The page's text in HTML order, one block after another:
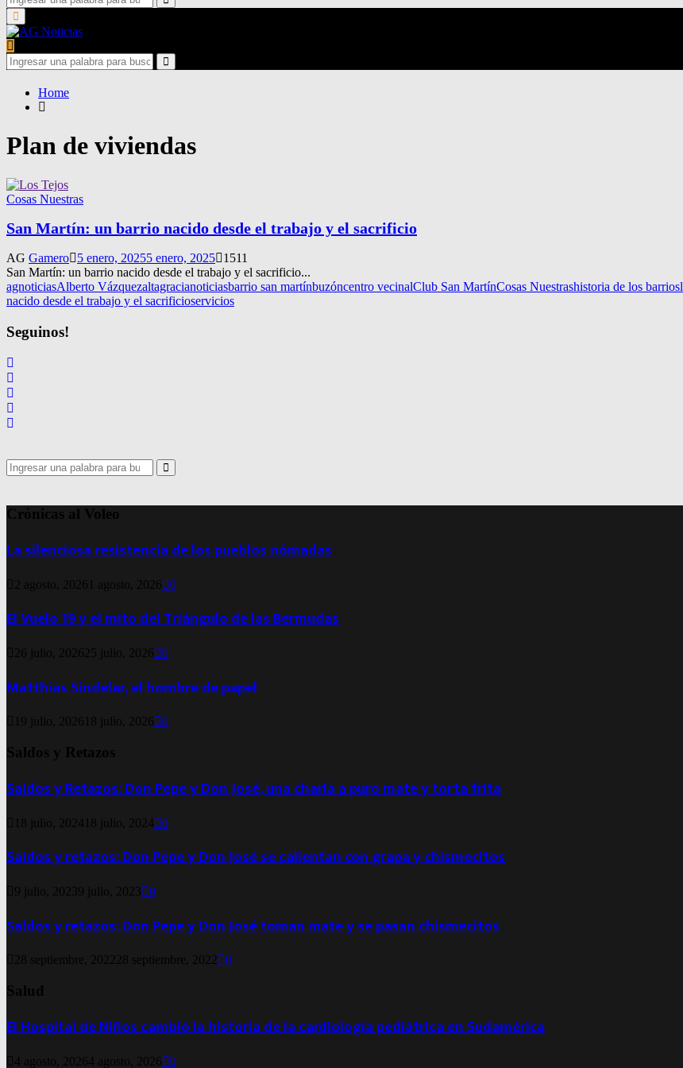
for:
Search
Primary
Menu
Search
for:
Search
Home
Plan de viviendas
Cosas Nuestras
San Martín: un barrio nacido desde el trabajo y el sacrificio
AG Gamero 5 enero, 20255 enero, 2025
1511
San Martín: un barrio nacido desde el trabajo y el sacrificio...
agnoticiasAlberto Vázquezaltagracianoticiasbarrio san martínbuzóncentro vecinalClub San MartínCosas Nuestrashistoria de los barrios
nacido desde el trabajo y el sacrificioservicios
Seguinos!
Search
for:
Search
Crónicas al Voleo
La silenciosa resistencia de los pueblos nómadas
2 agosto, 2026 1 agosto, 2026 0
El Vuelo 19 y el mito del Triángulo de las Bermudas
26 julio, 2026 25 julio, 2026 0
Matthias Sindelar, el hombre de papel
19 julio, 2026 18 julio, 2026 0
Saldos y Retazos
Saldos y Retazos: Don Pepe y Don José, una charla a puro mate y torta frita
18 julio, 2024 18 julio, 2024 0
Saldos y retazos: Don Pepe y Don José se calientan con grapa y chismecitos
9 julio, 20239 julio, 2023 0
Saldos y retazos: Don Pepe y Don José toman mate y se pasan chismecitos
28 septiembre, 202228 septiembre, 2022 0
Salud
El Hospital de Niños cambió la historia de la cardiología pediátrica en Sudamérica
4 agosto, 20264 agosto, 2026 0